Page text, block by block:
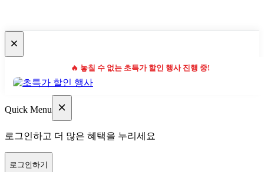
🔥 놓칠 수 없는 초특가 할인 행사 진행 중!
Quick Menu
로그인하고 더 많은 혜택을 누리세요
로그인하기